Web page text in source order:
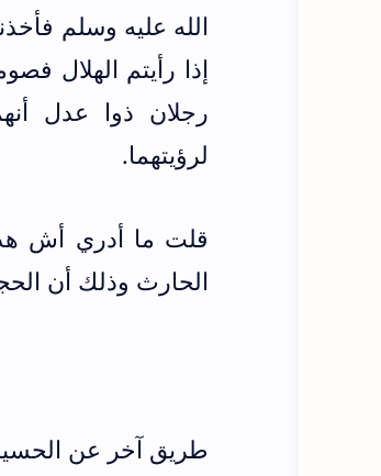
الله عليه وسلم
إذا رأيتم الهلال
رجلان ذوا عدل
لرؤيتهما.
قلت ما أدري أش
الحارث وذلك أن
طريق آخر عن